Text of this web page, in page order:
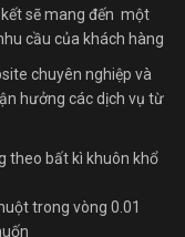
sẽ mang đến một
cầu của khách hàng
chuyên nghiệp và
hưởng các dịch vụ từ
theo bất kì khuôn khổ
trong vòng 0.01